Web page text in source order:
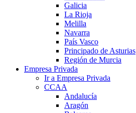
Galicia
La Rioja
Melilla
Navarra
País Vasco
Principado de Asturias
Región de Murcia
Empresa Privada
Ir a Empresa Privada
CCAA
Andalucía
Aragón